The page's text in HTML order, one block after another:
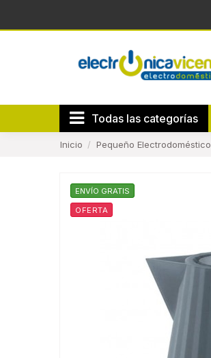
Todas las categorías
Inicio Pequeño Electrodoméstico
ENVÍO GRATIS
OFERTA